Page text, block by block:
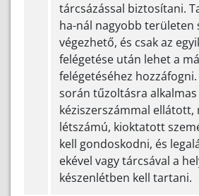
tárcsázással biztosítani.
ha-nál nagyobb területen
végezhető, és csak az
felégetése után lehet a
felégetéséhez
során tűzoltásra alkalmas
kéziszerszámmal ellátott,
létszámú, kioktatott
kell gondoskodni, és
ekével vagy tárcsával a
készenlétben kell tartani.